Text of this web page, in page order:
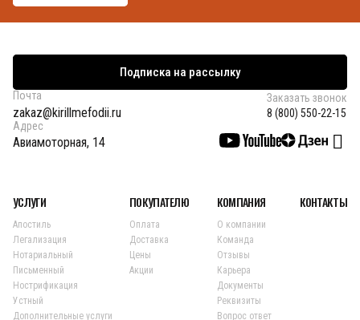
Подписка на рассылку
Почта
zakaz@kirillmefodii.ru
Заказать звонок
8 (800) 550-22-15
Адрес
Авиамоторная, 14
УСЛУГИ
Апостиль
Легализация
Нотариальный
Письменный
Нострификация
Устный
Дополнительные услуги
ПОКУПАТЕЛЮ
Оплата
Доставка
Цены
Акции
КОМПАНИЯ
О компании
Команда
Отзывы
Карьера
Документы
Реквизиты
Вопрос ответ
КОНТАКТЫ